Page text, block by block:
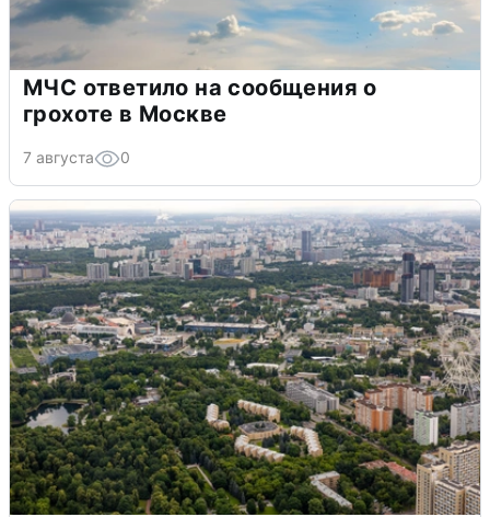
МЧС ответило на сообщения о
грохоте в Москве
7 августа 0